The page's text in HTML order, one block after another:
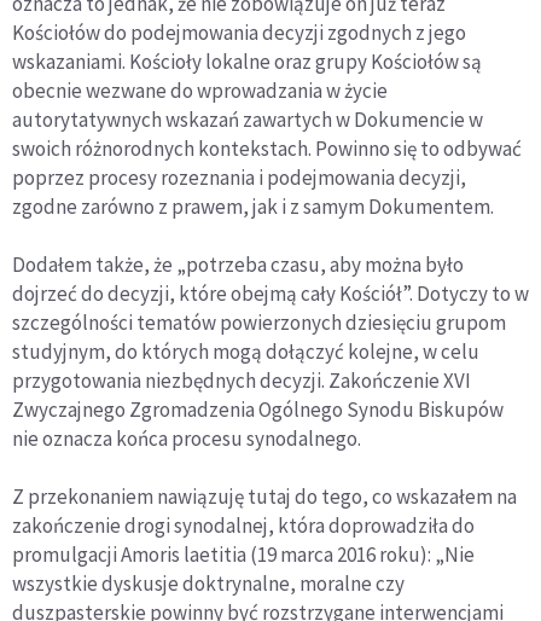
Kościołów do podejmowania decyzji zgodnych z jego
wskazaniami. Kościoły lokalne oraz grupy Kościołów są
obecnie wezwane do wprowadzania w życie
autorytatywnych wskazań zawartych w Dokumencie w
swoich różnorodnych kontekstach. Powinno się to odbywać
poprzez procesy rozeznania i podejmowania decyzji,
zgodne zarówno z prawem, jak i z samym Dokumentem.
Dodałem także, że „potrzeba czasu, aby można było
dojrzeć do decyzji, które obejmą cały Kościół”. Dotyczy to w
szczególności tematów powierzonych dziesięciu grupom
studyjnym, do których mogą dołączyć kolejne, w celu
przygotowania niezbędnych decyzji. Zakończenie XVI
Zwyczajnego Zgromadzenia Ogólnego Synodu Biskupów
nie oznacza końca procesu synodalnego.
Z przekonaniem nawiązuję tutaj do tego, co wskazałem na
zakończenie drogi synodalnej, która doprowadziła do
promulgacji Amoris laetitia (19 marca 2016 roku): „Nie
wszystkie dyskusje doktrynalne, moralne czy
duszpasterskie powinny być rozstrzygane interwencjami